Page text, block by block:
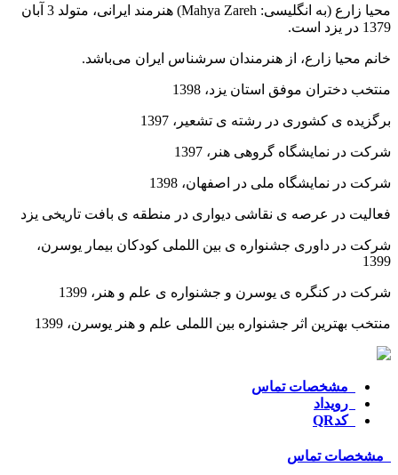
محیا زارع (به انگلیسی: Mahya Zareh) هنرمند ایرانی، متولد 3 آبان
از هنرمندان سرشناس ایران می‌باشد.
موفق استان یزد، 1398
در رشته ی تشعیر، 1397
گروهی هنر، 1397
ملی در اصفهان، 1398
ی نقاشی دیواری در منطقه ی بافت تاریخی یزد
جشنواره ی بین اللملی کودکان بیمار یوسرن،
ی یوسرن و جشنواره ی علم و هنر، 1399
اثر جشنواره بین اللملی علم و هنر یوسرن، 1399
تماس